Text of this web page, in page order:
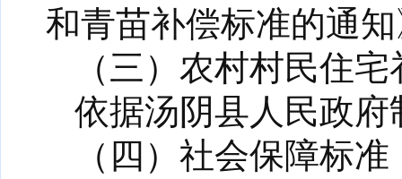
和青苗补偿标准的通
（三）农村村民住
依据汤阴县人民政
（四）社会保障标准